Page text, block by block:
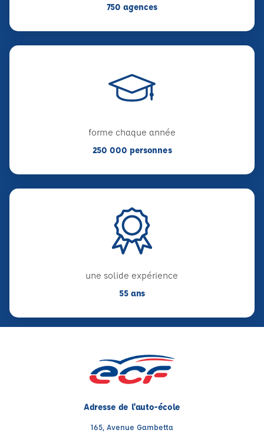
750 agences
forme chaque année
250 000 personnes
une solide expérience
55 ans
Adresse de l'auto-école
165, Avenue Gambetta